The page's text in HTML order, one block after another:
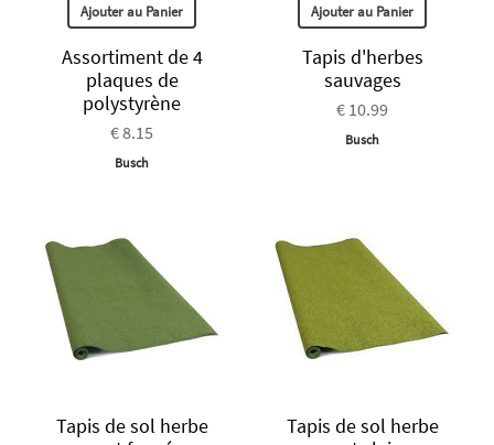
Ajouter au Panier
Assortiment de 4
plaques de
polystyrène
€ 8.15
Busch
Ajouter au Panier
Tapis d'herbes
sauvages
€ 10.99
Busch
Tapis de sol herbe
Tapis de sol herbe